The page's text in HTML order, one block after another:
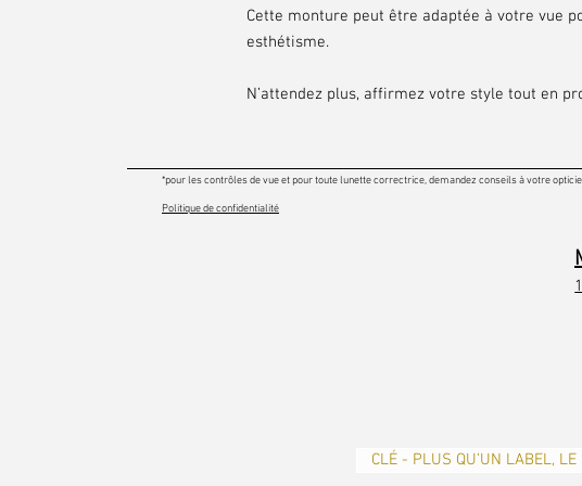
Cette monture peut être adaptée à votre vue
esthétisme.
N’attendez plus, affirmez votre style tout en
*pour les contrôles de vue et pour toute lunette correctrice, demandez conseils à votre
Politique de confidentialité
CLÉ - PLUS QU’UN LABEL,